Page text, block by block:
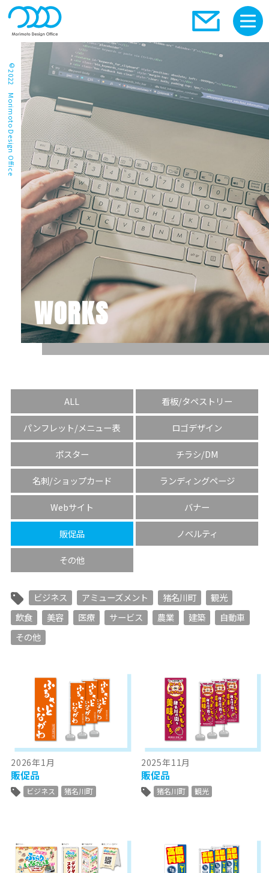
WORKS
©2022 Morimoto Design Office
ALL 看板/タペストリー
パンフレット/メニュー表 ロゴデザイン
ポスター チラシ/DM
名刺/ショップカード ランディングページ
Webサイト バナー
販促品 ノベルティ
その他
ビジネス アミューズメント 猪名川町
観光
飲食
美容 医療 サービス 農業 建築
自動車
その他
2026年1月
販促品
ビジネス 猪名川町
2025年11月
販促品
猪名川町 観光